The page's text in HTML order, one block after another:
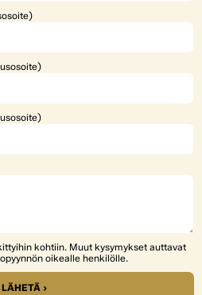
kohtiin. Muut kysymykset auttavat
oikealle henkilölle.
LÄHETÄ ›